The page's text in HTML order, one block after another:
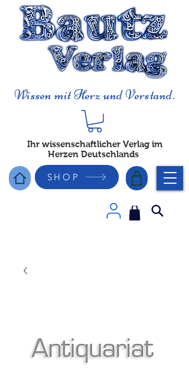
Wissen mit Herz und Verstand.
Ihr wissenschaftlicher Verlag im
Herzen Deutschlands
SHOP